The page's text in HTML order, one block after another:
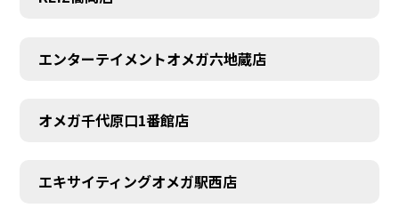
エンターテイメントオメガ六地蔵店
オメガ千代原口1番館店
エキサイティングオメガ駅西店